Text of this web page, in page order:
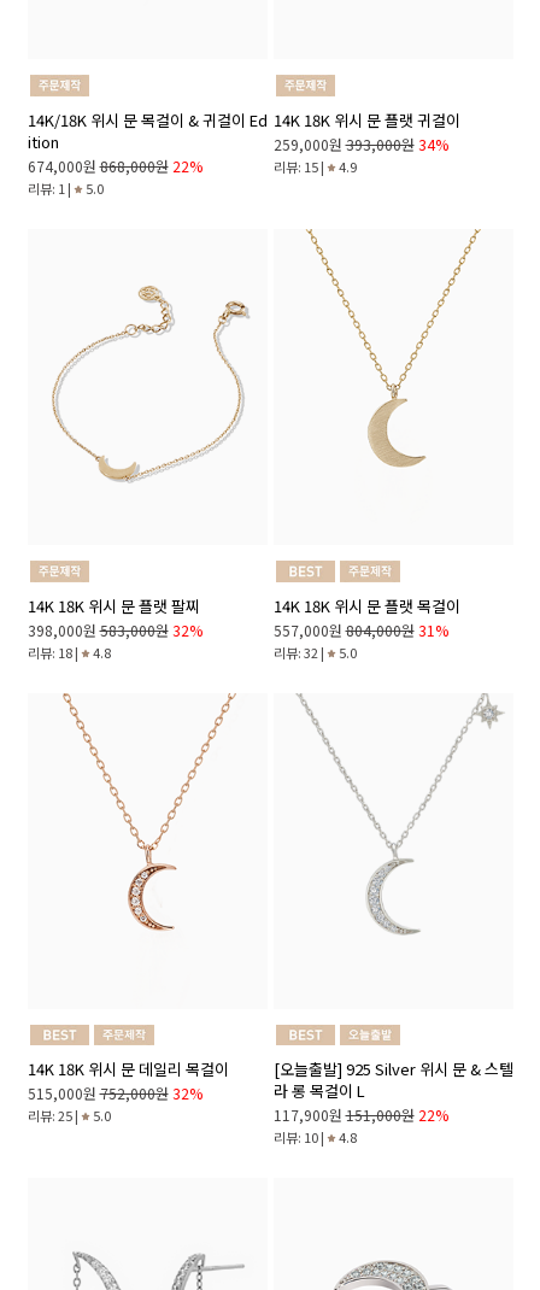
14K/18K 위시 문 목걸이 & 귀걸이 Ed
ition
674,000원 868,000원 22%
리뷰: 1 | 5.0
14K 18K 위시 문 플랫 귀걸이
259,000원 393,000원 34%
리뷰: 15 | 4.9
14K 18K 위시 문 플랫 팔찌
398,000원 583,000원 32%
리뷰: 18 | 4.8
14K 18K 위시 문 플랫 목걸이
557,000원 804,000원 31%
리뷰: 32 | 5.0
14K 18K 위시 문 데일리 목걸이
515,000원 752,000원 32%
리뷰: 25 | 5.0
[오늘출발] 925 Silver 위시 문 & 스텔
라 롱 목걸이 L
117,900원 151,000원 22%
리뷰: 10 | 4.8